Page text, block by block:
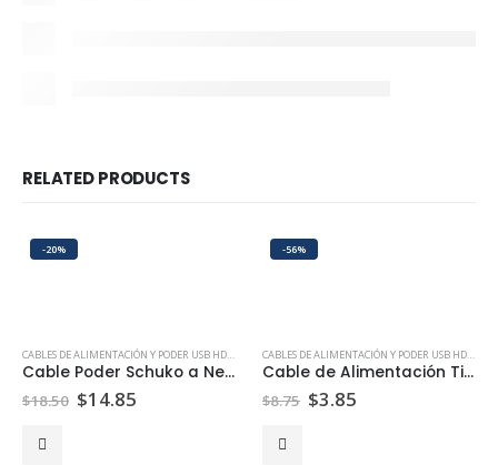
RELATED PRODUCTS
-20%
CABLES DE ALIMENTACIÓN Y PODER USB HDMI ETHERNET | PEPTEL
Cable Poder Schuko a Nema 5-15R de 1.80 Metros
$18.50 $14.85
-56%
CABLES DE ALIMENTACIÓN Y PODER USB HDMI ETHERNET | PEPTEL
Cable de Alimentación Tipo 8 Franja Blanca
$8.75 $3.85